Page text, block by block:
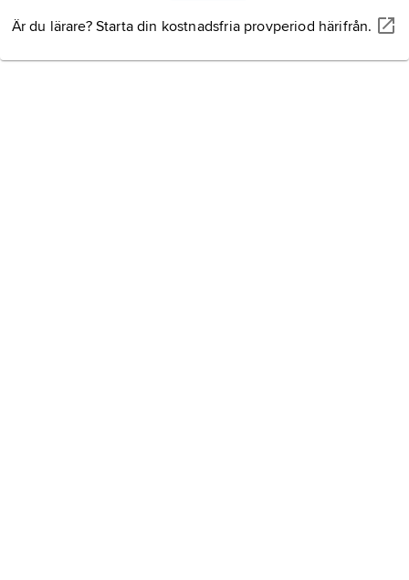
Är du lärare? Starta din kostnadsfria provperiod härifrån.